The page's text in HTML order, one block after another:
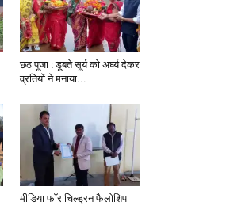
छठ पूजा : डूबते सूर्य को अर्घ्य देकर
व्रतियों ने मनाया...
मीडिया फॉर चिल्ड्रन फैलोशिप